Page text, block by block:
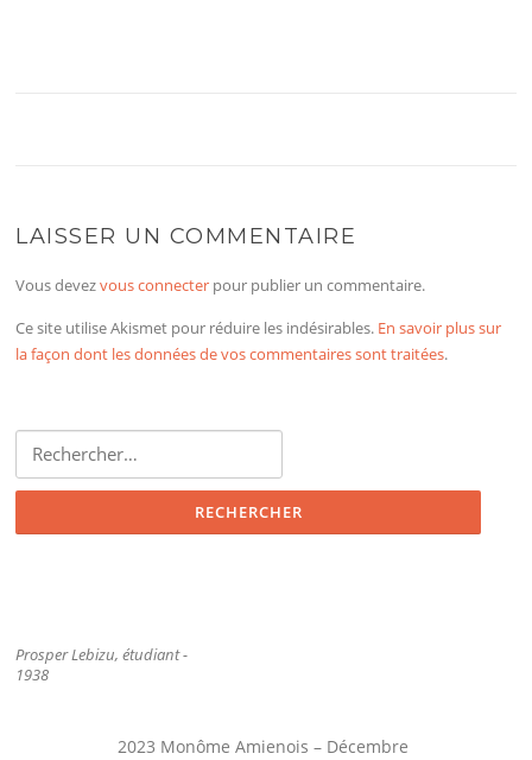
LAISSER UN COMMENTAIRE
Vous devezvous connecter pour publier un commentaire.
Ce site utilise Akismet pour réduire les indésirables. En savoir plus sur
la façon dont les données de vos commentaires sont traitées.
Rechercher :
Prosper Lebizu, étudiant -
1938
2023 Monôme Amienois – Décembre